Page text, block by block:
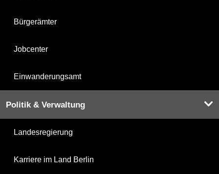
Bürgerämter
Jobcenter
Einwanderungsamt
Politik & Verwaltung
Landesregierung
Karriere im Land Berlin